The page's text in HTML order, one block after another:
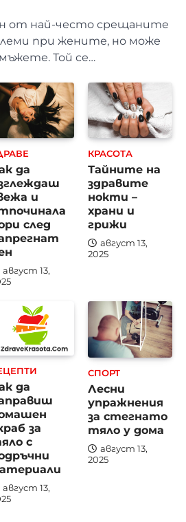
от най-често срещаните
при жените, но може
Той се…
да
и
след
август 13,
КРАСОТА
Тайните на
здравите
нокти –
храни и
грижи
август 13,
2025
да
за
с
август 13,
СПОРТ
Лесни
упражнения
за стегнато
тяло у дома
август 13,
2025